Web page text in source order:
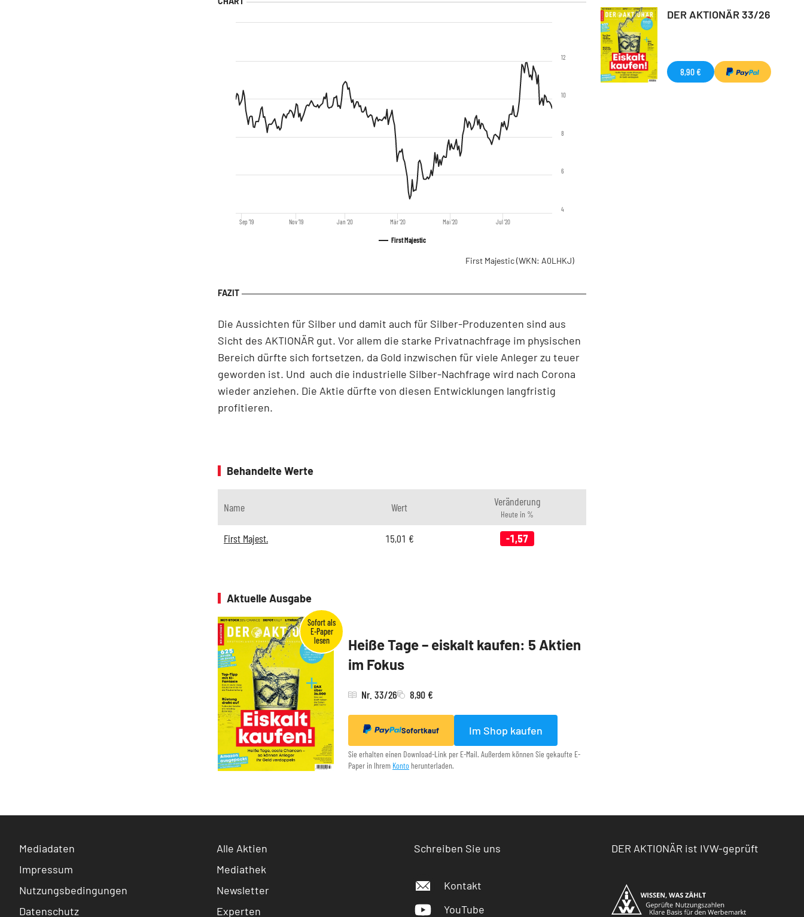
First Majestic
Sep '19 Nov '19 Jan '20 Mär '20 Mai '20 Jul '20
4
6
8
10
12
First Majestic(WKN: A0LHKJ)
Die Aussichten für Silber und damit auch für Silber-Produzenten sind aus
Sicht des AKTIONÄR gut. Vor allem die starke Privatnachfrage im physischen
Bereich dürfte sich fortsetzen, da Gold inzwischen für viele Anleger zu teuer
geworden ist. Und auch die industrielle Silber-Nachfrage wird nach Corona
wieder anziehen. Die Aktie dürfte von diesen Entwicklungen langfristig
profitieren.
Behandelte Werte
Name Wert Veränderung
Heute in %
First Majest. 15,01 € -1,57
Aktuelle Ausgabe
Heiße Tage – eiskalt kaufen: 5 Aktien
im Fokus
Nr. 33/26 8,90 €
Sofortkauf Im Shop kaufen
Sie erhalten einen Download-Link per E-Mail. Außerdem können Sie gekaufte E-
Paper in Ihrem Konto herunterladen.
DER AKTIONÄR 33/26
8,90 €
Mediadaten
Impressum
Nutzungsbedingungen
Datenschutz
Alle Aktien
Mediathek
Newsletter
Experten
Schreiben Sie uns
Kontakt
YouTube
DER AKTIONÄR ist IVW-geprüft